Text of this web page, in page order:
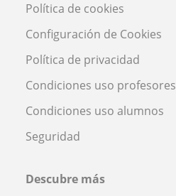
Política de cookies
Configuración de Cookies
Política de privacidad
Condiciones uso profesores
Condiciones uso alumnos
Seguridad
Descubre más